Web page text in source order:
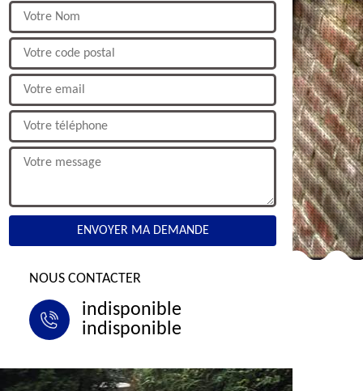
NOUS CONTACTER
indisponible
indisponible